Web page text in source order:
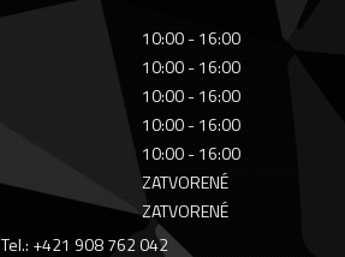
10:00 - 16:00
10:00 - 16:00
10:00 - 16:00
10:00 - 16:00
10:00 - 16:00
ZATVORENÉ
ZATVORENÉ
Tel.: +421 908 762 042